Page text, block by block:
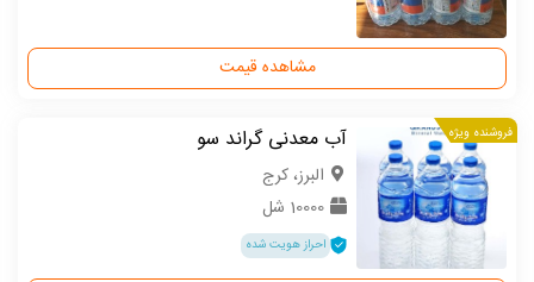
مشاهده قیمت
فروشنده ویژه آب معدنی گراند سو
البرز، کرج
10000 شل
احراز هویت شده